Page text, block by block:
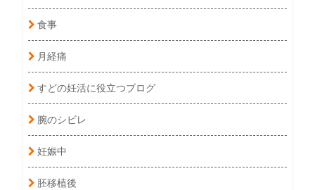
食事
月経痛
すどの妊活に役立つブログ
腕のシビレ
妊娠中
胚移植後